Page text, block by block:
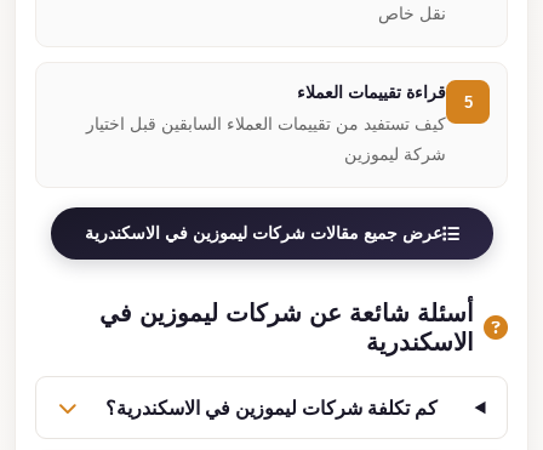
نقل خاص
قراءة تقييمات العملاء
كيف تستفيد من تقييمات العملاء السابقين قبل اختيار
شركة ليموزين
عرض جميع مقالات شركات ليموزين في الاسكندرية
أسئلة شائعة عن شركات ليموزين في
الاسكندرية
كم تكلفة شركات ليموزين في الاسكندرية؟